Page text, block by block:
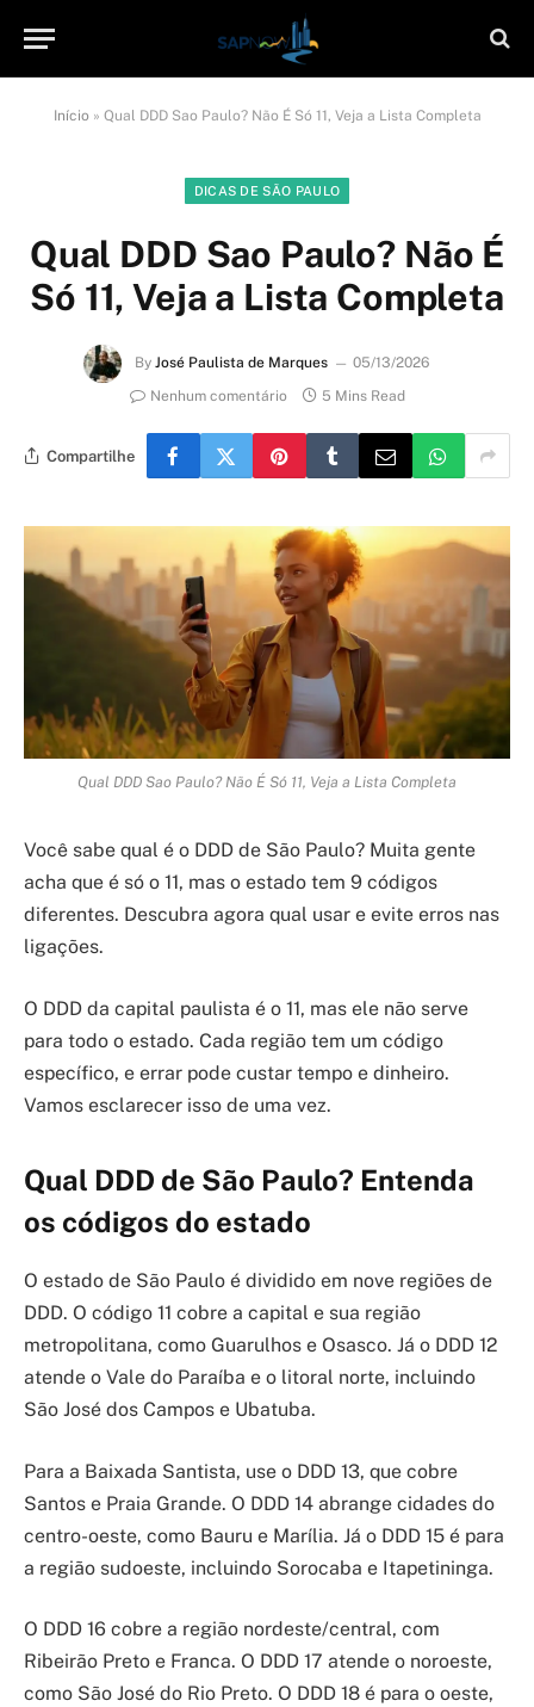
Início » Qual DDD Sao Paulo? Não É Só 11, Veja a Lista Completa
DICAS DE SÃO PAULO
Qual DDD Sao Paulo? Não É
Só 11, Veja a Lista Completa
By José Paulista de Marques
05/13/2026
Nenhum comentário
5 Mins Read
Compartilhe
Qual DDD Sao Paulo? Não É Só 11, Veja a Lista Completa
Você sabe qual é o DDD de São Paulo? Muita gente
acha que é só o 11, mas o estado tem 9 códigos
diferentes. Descubra agora qual usar e evite erros nas
ligações.
O DDD da capital paulista é o 11, mas ele não serve
para todo o estado. Cada região tem um código
específico, e errar pode custar tempo e dinheiro.
Vamos esclarecer isso de uma vez.
Qual DDD de São Paulo? Entenda
os códigos do estado
O estado de São Paulo é dividido em nove regiões de
DDD. O código 11 cobre a capital e sua região
metropolitana, como Guarulhos e Osasco. Já o DDD 12
atende o Vale do Paraíba e o litoral norte, incluindo
São José dos Campos e Ubatuba.
Para a Baixada Santista, use o DDD 13, que cobre
Santos e Praia Grande. O DDD 14 abrange cidades do
centro-oeste, como Bauru e Marília. Já o DDD 15 é para
a região sudoeste, incluindo Sorocaba e Itapetininga.
O DDD 16 cobre a região nordeste/central, com
Ribeirão Preto e Franca. O DDD 17 atende o noroeste,
como São José do Rio Preto. O DDD 18 é para o oeste,